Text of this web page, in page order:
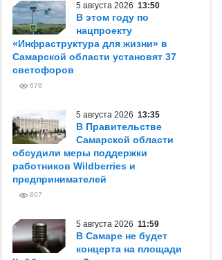
5 августа 2026 13:50
В этом году по
нацпроекту
«Инфраструктура для жизни» в
Самарской области установят 37
светофоров
676
5 августа 2026 13:35
В Правительстве
Самарской области
обсудили меры поддержки
работников Wildberries и
предпринимателей
807
5 августа 2026 11:59
В Самаре не будет
концерта на площади